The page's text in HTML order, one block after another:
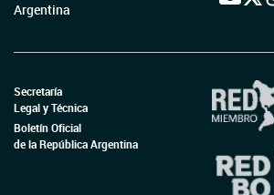
Argentina
Secretaría
Legal y Técnica
Boletín Oficial
de la República Argentina